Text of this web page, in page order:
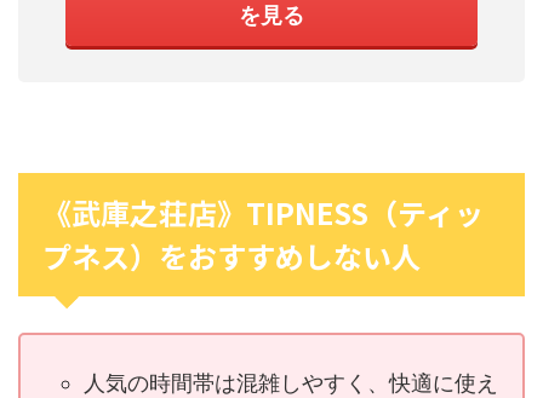
を見る
《武庫之荘店》TIPNESS（ティッ
プネス）をおすすめしない人
人気の時間帯は混雑しやすく、快適に使え